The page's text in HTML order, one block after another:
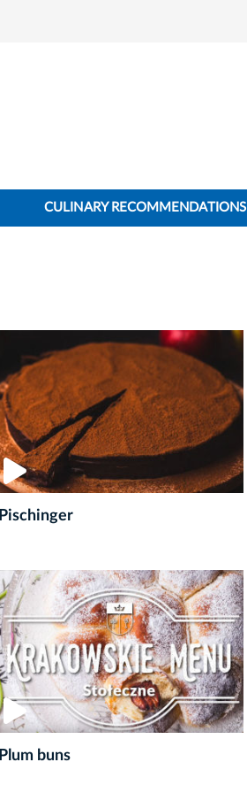
CULINARY RECOMMENDATIONS
Pischinger
Plum buns